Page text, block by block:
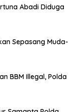
Abadi Diduga
Sepasang Muda-
BBM Illegal, Polda